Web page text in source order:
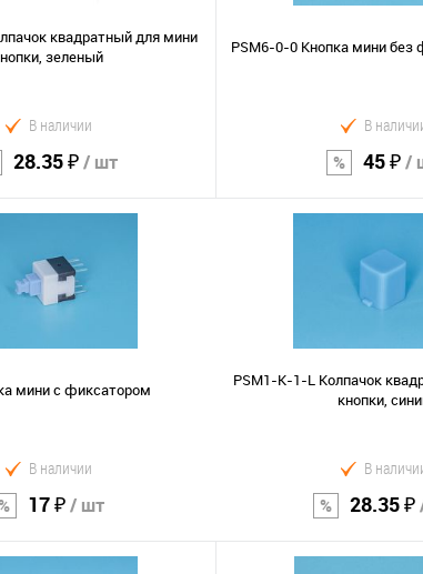
квадратный для мини
зеленый
В наличии
28.35 ₽/ шт
В корзину
PSM6-0-0 Кнопка мини без
В
45 ₽/
В корзину
мини с фиксатором
В наличии
17 ₽/ шт
PSM1-K-1-L Колпачок
кнопки,
В
28.35 ₽